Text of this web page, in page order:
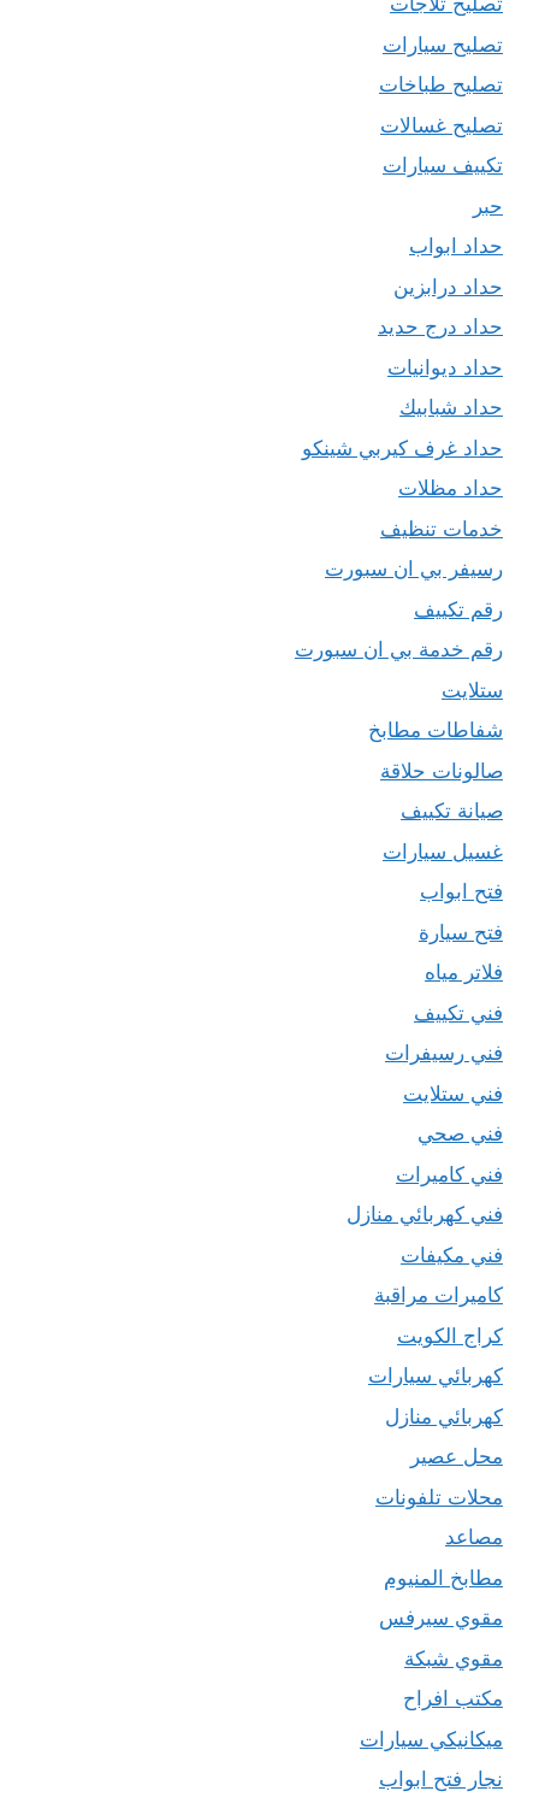
تصليح سيارات
تصليح طباخات
تصليح غسالات
تكييف سيارات
حبر
حداد ابواب
حداد درابزين
حداد درج حديد
حداد ديوانيات
حداد شبابيك
حداد غرف كيربي شينكو
حداد مظلات
خدمات تنظيف
رسيفر بي ان سبورت
رقم تكييف
رقم خدمة بي ان سبورت
ستلايت
شفاطات مطابخ
صالونات حلاقة
صيانة تكييف
غسيل سيارات
فتح ابواب
فتح سيارة
فلاتر مياه
فني تكييف
فني رسيفرات
فني ستلايت
فني صحي
فني كاميرات
فني كهربائي منازل
فني مكيفات
كاميرات مراقبة
كراج الكويت
كهربائي سيارات
كهربائي منازل
محل عصير
محلات تلفونات
مصاعد
مطابخ المنيوم
مقوي سيرفس
مقوي شبكة
مكتب افراح
ميكانيكي سيارات
نجار فتح ابواب